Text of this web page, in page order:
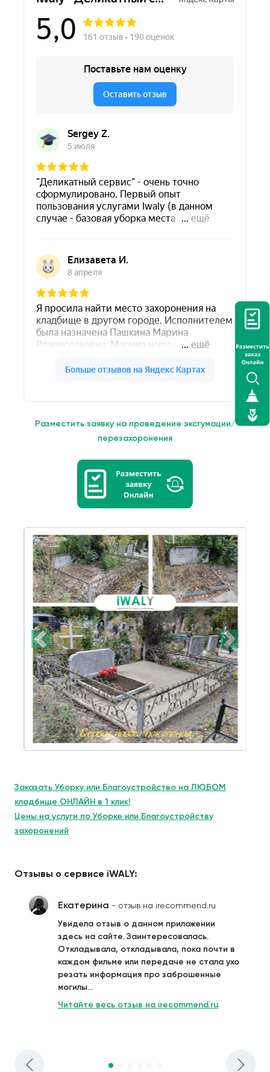
Разместить заявку на проведение эксгумации/
перезахоронения
Заказать Уборку или Благоустройство на ЛЮБОМ
кладбище ОНЛАЙН в 1 клик!
Цены на услуги по Уборке или Благоустройству
захоронений
Отзывы о сервисе iWALY:
Екатерина - отзыв на irecommend.ru
Увидела отзыв о данном приложении
здесь на сайте. Заинтересовалась.
Откладывала, откладывала, пока почти в
каждом фильме или передаче не стала ухо
резать информация про заброшенные
могилы...
Читайте весь отзыв на irecommend.ru